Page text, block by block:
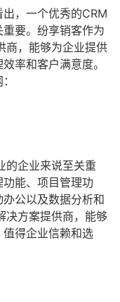
，一个优秀的CRM
要。纷享销客作为
商，能够为企业提供
率和客户满意度。
的企业来说至关重
能、项目管理功
公以及数据分析和
决方案提供商，能够
得企业信赖和选